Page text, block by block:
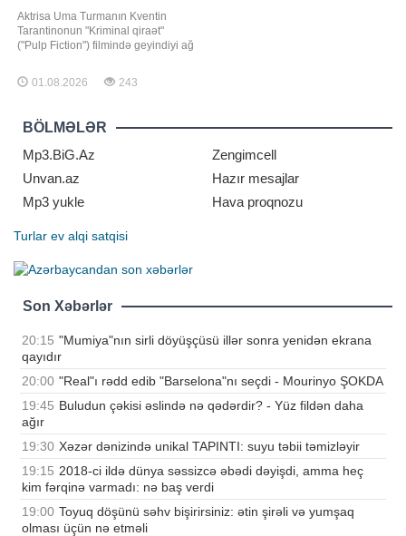
Aktrisa Uma Turmanın Kventin
Tarantinonun "Kriminal qiraət"
("Pulp Fiction") filmində geyindiyi ağ
çıxarılıb. Axşam.az xəbər verir ki, bu
barədə "Vogue" məlumat yayıb.
Los-Ancelesdəki Petersen
Avtomobil Muzeyind
01.08.2026 243
BÖLMƏLƏR
Mp3.BiG.Az
Zengimcell
Unvan.az
Hazır mesajlar
Mp3 yukle
Hava proqnozu
Turlar ev alqi satqisi
Son Xəbərlər
20:15 "Mumiya"nın sirli döyüşçüsü illər sonra yenidən ekrana
qayıdır
20:00 "Real"ı rədd edib "Barselona"nı seçdi - Mourinyo ŞOKDA
19:45 Buludun çəkisi əslində nə qədərdir? - Yüz fildən daha
ağır
19:30 Xəzər dənizində unikal TAPINTI: suyu təbii təmizləyir
19:15 2018-ci ildə dünya səssizcə əbədi dəyişdi, amma heç
kim fərqinə varmadı: nə baş verdi
19:00 Toyuq döşünü səhv bişirirsiniz: ətin şirəli və yumşaq
olması üçün nə etməli